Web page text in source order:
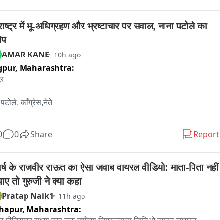
शक्यता आहे...
में भू-अधिग्रहण और भ्रष्टाचार पर सवाल, नाना पटोले का
AMAR KANE 10h ago
Maharashtra:
पटोले, काँग्रेस,नेते
आहे. किती द्यायची बाकी आहे... याची माहिती घेण्यासाठी ते महाराष्ट्रात येत
जी व्यवस्था राज्यकर्त्यांमध्ये दिसून येत आहे...अमित शहाने
दौऱ्यातून पाहत आहे....महाराष्ट्रात येऊन लुटता कस येईल यावर त्यांचं काम
आरोप केला आहे..
खेद
0 Share Report
के राजवीर राऊत का ऐसा जवाब वायरल वीडियो: माता-पिता नहीं
तो गुरुजी ने क्या कहा
Pratap Naik1 11h ago
Maharashtra: